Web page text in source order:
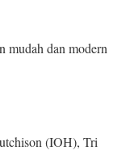
mudah dan modern
(IOH), Tri